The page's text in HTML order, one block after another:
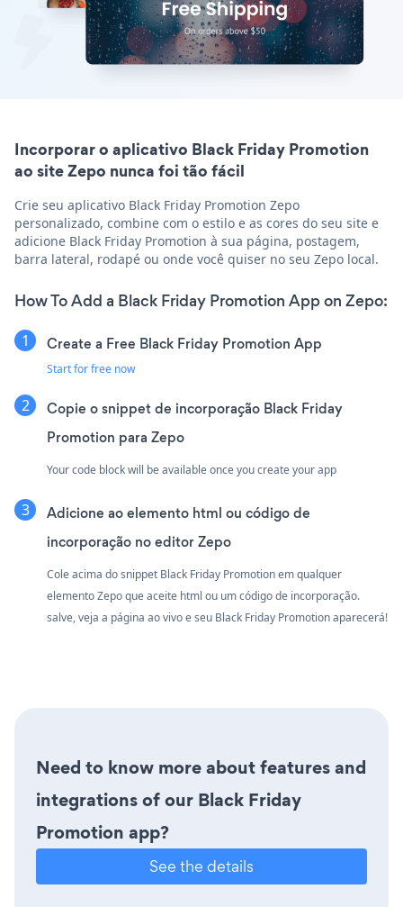
Incorporar o aplicativo Black Friday Promotion
ao site Zepo nunca foi tão fácil
Crie seu aplicativo Black Friday Promotion Zepo
personalizado, combine com o estilo e as cores do seu site e
adicione Black Friday Promotion à sua página, postagem,
barra lateral, rodapé ou onde você quiser no seu Zepo local.
How To Add a Black Friday Promotion App on Zepo:
Create a Free Black Friday Promotion App
Start for free now
Copie o snippet de incorporação Black Friday
Promotion para Zepo
Your code block will be available once you create your app
Adicione ao elemento html ou código de
incorporação no editor Zepo
Cole acima do snippet Black Friday Promotion em qualquer
elemento Zepo que aceite html ou um código de incorporação.
salve, veja a página ao vivo e seu Black Friday Promotion aparecerá!
Need to know more about features and
integrations of our Black Friday
Promotion app?
See the details